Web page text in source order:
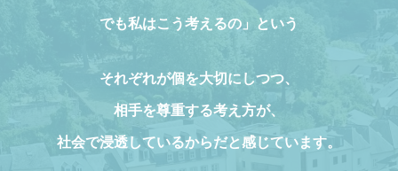
でも私はこう考えるの」という
それぞれが個を大切にしつつ、
相手を尊重する考え方が、
社会で浸透しているからだと感じています。